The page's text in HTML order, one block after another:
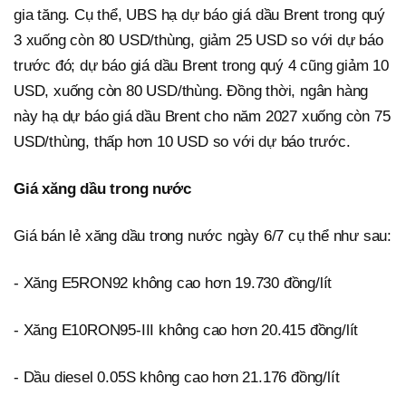
gia tăng. Cụ thể, UBS hạ dự báo giá dầu Brent trong quý
3 xuống còn 80 USD/thùng, giảm 25 USD so với dự báo
trước đó; dự báo giá dầu Brent trong quý 4 cũng giảm 10
USD, xuống còn 80 USD/thùng. Đồng thời, ngân hàng
này hạ dự báo giá dầu Brent cho năm 2027 xuống còn 75
USD/thùng, thấp hơn 10 USD so với dự báo trước.
Giá xăng dầu trong nước
Giá bán lẻ xăng dầu trong nước ngày 6/7 cụ thể như sau:
- Xăng E5RON92 không cao hơn 19.730 đồng/lít
- Xăng E10RON95-III không cao hơn 20.415 đồng/lít
- Dầu diesel 0.05S không cao hơn 21.176 đồng/lít